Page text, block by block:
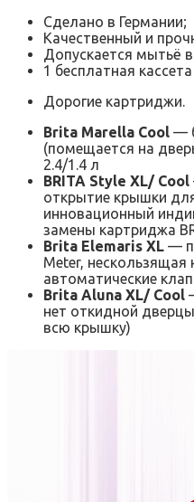
Сделано в Германии;
Качественный и
Допускается мытьё
1 бесплатная
Дорогие картриджи.
Brita Marella Cool —
(помещается на
2.4/1.4 л
BRITA Style XL/ Cool
открытие крышки
инновационный
замены картриджа
Brita Elemaris XL —
Meter, нескользящая
автоматические
Brita Aluna XL/ Cool
нет откидной
всю крышку)